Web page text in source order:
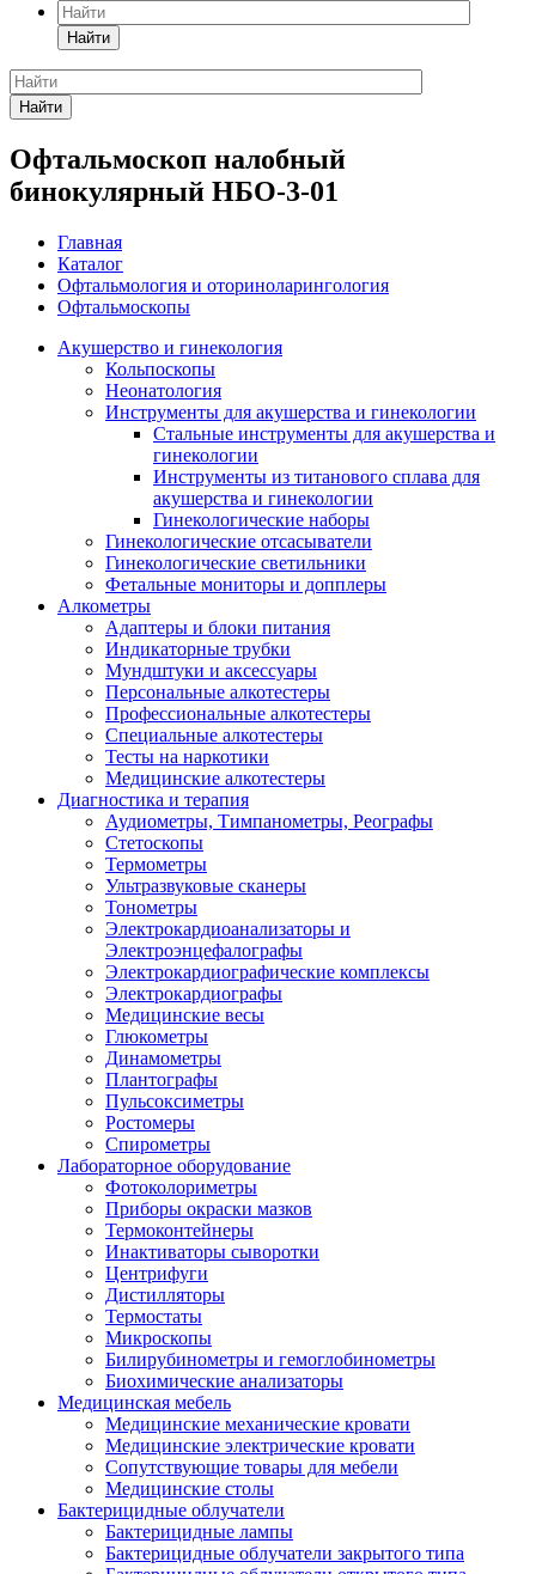
Найти
Найти
Офтальмоскоп налобный
бинокулярный НБО-3-01
Главная
Каталог
Офтальмология и оториноларингология
Офтальмоскопы
Акушерство и гинекология
Кольпоскопы
Неонатология
Инструменты для акушерства и гинекологии
Стальные инструменты для акушерства и
гинекологии
Инструменты из титанового сплава для
акушерства и гинекологии
Гинекологические наборы
Гинекологические отсасыватели
Гинекологические светильники
Фетальные мониторы и допплеры
Алкометры
Адаптеры и блоки питания
Индикаторные трубки
Мундштуки и аксессуары
Персональные алкотестеры
Профессиональные алкотестеры
Специальные алкотестеры
Тесты на наркотики
Медицинские алкотестеры
Диагностика и терапия
Аудиометры, Тимпанометры, Реографы
Стетоскопы
Термометры
Ультразвуковые сканеры
Тонометры
Электрокардиоанализаторы и
Электроэнцефалографы
Электрокардиографические комплексы
Электрокардиографы
Медицинские весы
Глюкометры
Динамометры
Плантографы
Пульсоксиметры
Ростомеры
Спирометры
Лабораторное оборудование
Фотоколориметры
Приборы окраски мазков
Термоконтейнеры
Инактиваторы сыворотки
Центрифуги
Дистилляторы
Термостаты
Микроскопы
Билирубинометры и гемоглобинометры
Биохимические анализаторы
Медицинская мебель
Медицинские механические кровати
Медицинские электрические кровати
Сопутствующие товары для мебели
Медицинские столы
Бактерицидные облучатели
Бактерицидные лампы
Бактерицидные облучатели закрытого типа